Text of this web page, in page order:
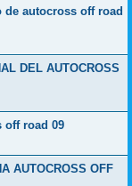
autocross off road
DEL AUTOCROSS
off road 09
AUTOCROSS OFF